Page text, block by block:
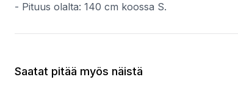
- Pituus olalta: 140 cm koossa S.
Saatat pitää myös näistä